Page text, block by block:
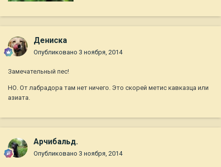
Дениска
Опубликовано 3 ноября, 2014
Замечательный пес!
НО. От лабрадора там нет ничего. Это скорей метис кавказца или
азиата.
Арчибальд.
Опубликовано 3 ноября, 2014